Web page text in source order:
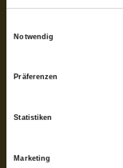
Notwendig
Präferenzen
Statistiken
MarketingDas Bonifatiuswerk